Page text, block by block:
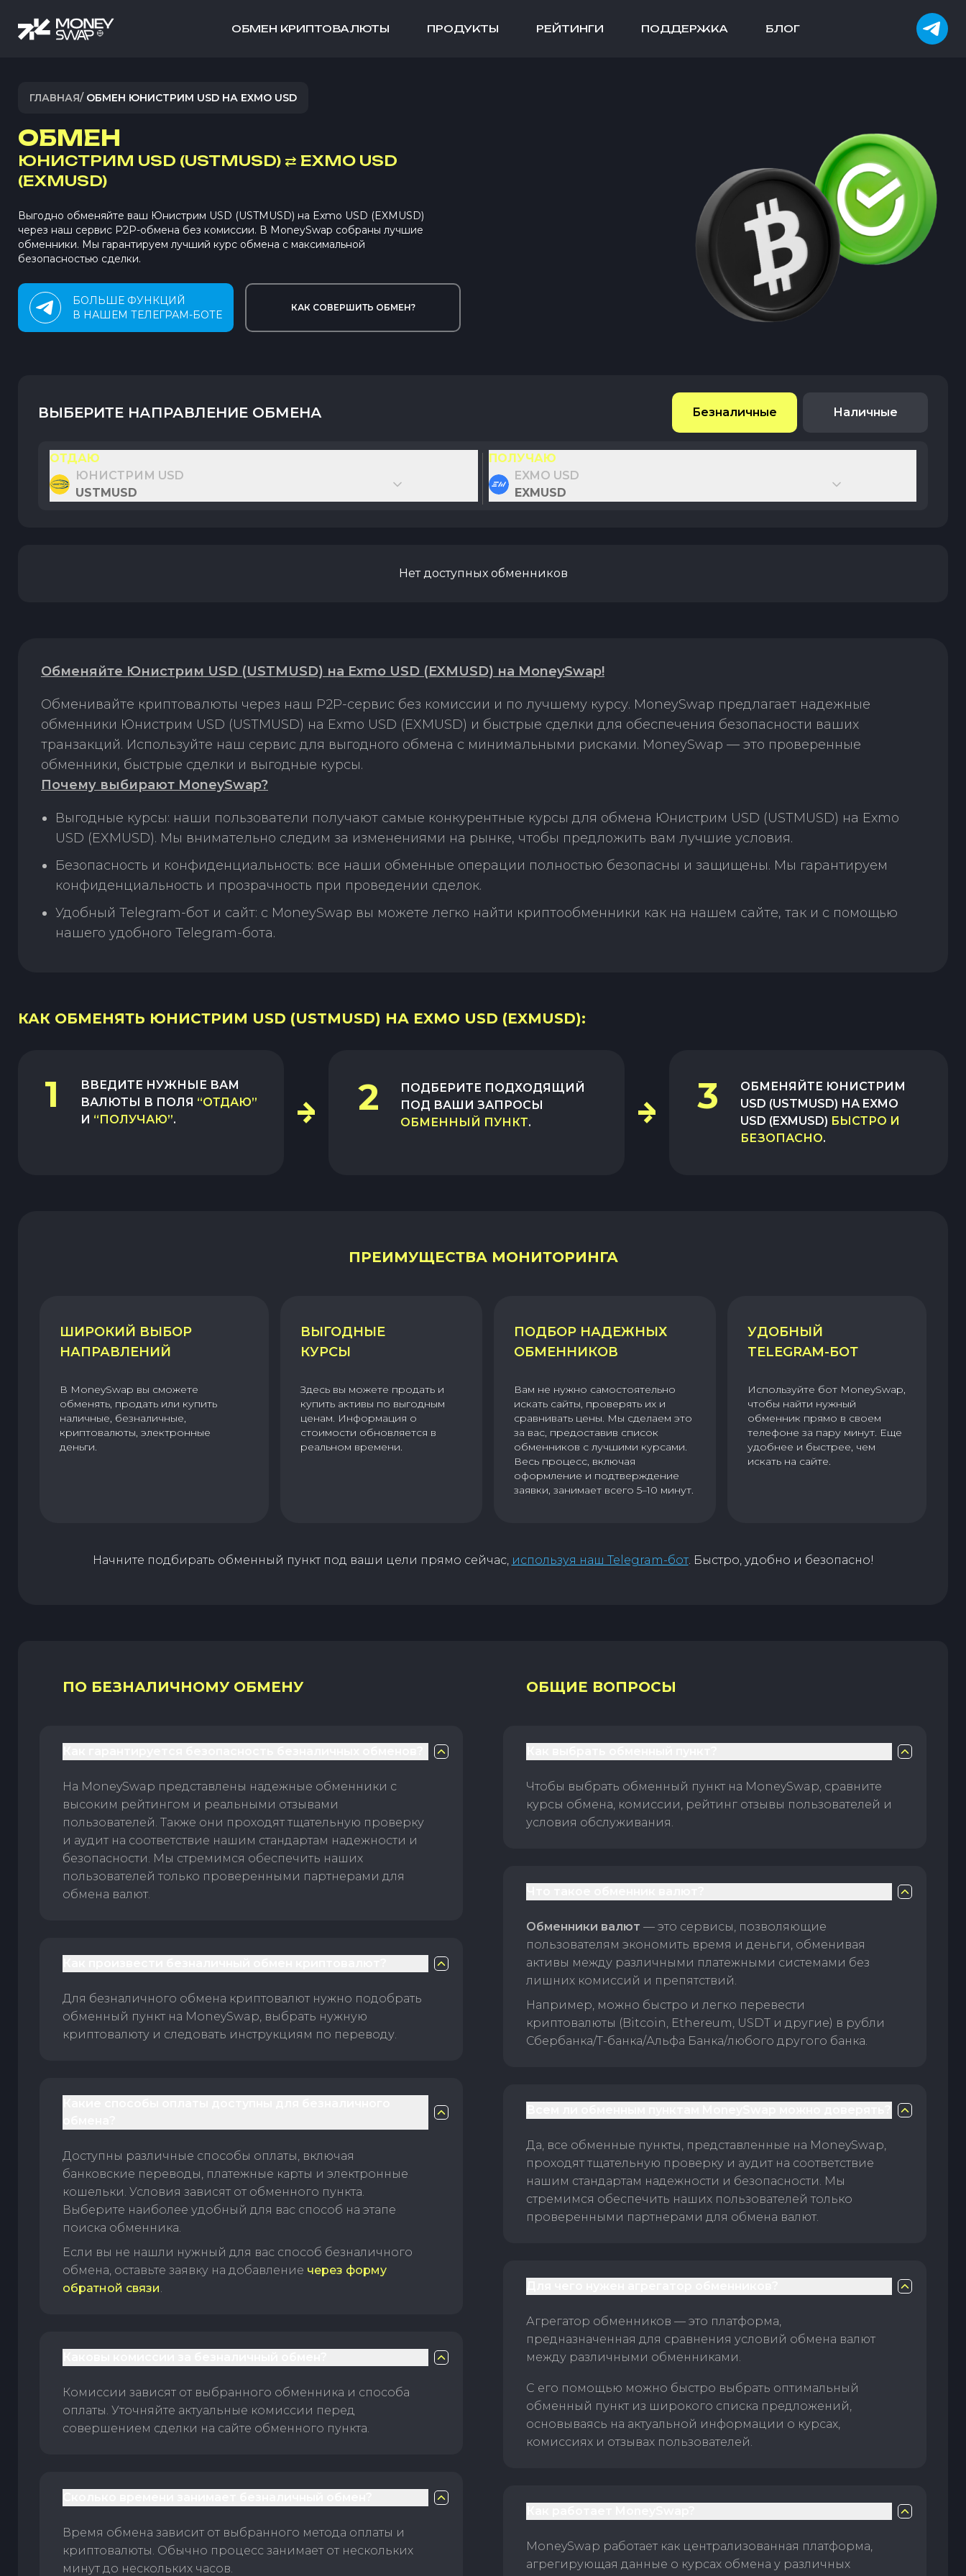
ОБМЕН КРИПТОВАЛЮТЫ ПРОДУКТЫ РЕЙТИНГИ ПОДДЕРЖКА БЛОГ
ГЛАВНАЯ/ ОБМЕН ЮНИСТРИМ USD НА EXMO USD
ОБМЕН
ЮНИСТРИМ USD (USTMUSD) ⇄ EXMO USD
(EXMUSD)
Выгодно обменяйте ваш Юнистрим USD (USTMUSD) на Exmo USD (EXMUSD)
через наш сервис P2P-обмена без комиссии. В MoneySwap собраны лучшие
обменники. Мы гарантируем лучший курс обмена с максимальной
безопасностью сделки.
БОЛЬШЕ ФУНКЦИЙ
В НАШЕМ ТЕЛЕГРАМ-БОТЕ
КАК СОВЕРШИТЬ ОБМЕН?
ВЫБЕРИТЕ НАПРАВЛЕНИЕ ОБМЕНА Безналичные Наличные
ОТДАЮ
ЮНИСТРИМ USD
USTMUSD
ПОЛУЧАЮ
EXMO USD
EXMUSD
Нет доступных обменников
Обменяйте Юнистрим USD (USTMUSD) на Exmo USD (EXMUSD) на MoneySwap!
Обменивайте криптовалюты через наш P2P-сервис без комиссии и по лучшему курсу. MoneySwap предлагает надежные
обменники Юнистрим USD (USTMUSD) на Exmo USD (EXMUSD) и быстрые сделки для обеспечения безопасности ваших
транзакций. Используйте наш сервис для выгодного обмена с минимальными рисками. MoneySwap — это проверенные
обменники, быстрые сделки и выгодные курсы.
Почему выбирают MoneySwap?
Выгодные курсы: наши пользователи получают самые конкурентные курсы для обмена Юнистрим USD (USTMUSD) на Exmo
USD (EXMUSD). Мы внимательно следим за изменениями на рынке, чтобы предложить вам лучшие условия.
Безопасность и конфиденциальность: все наши обменные операции полностью безопасны и защищены. Мы гарантируем
конфиденциальность и прозрачность при проведении сделок.
Удобный Telegram-бот и сайт: с MoneySwap вы можете легко найти криптообменники как на нашем сайте, так и с помощью
нашего удобного Telegram-бота.
КАК ОБМЕНЯТЬ ЮНИСТРИМ USD (USTMUSD) НА EXMO USD (EXMUSD):
1
ВВЕДИТЕ НУЖНЫЕ ВАМ
ВАЛЮТЫ В ПОЛЯ “ОТДАЮ”
И “ПОЛУЧАЮ”.
2
ПОДБЕРИТЕ ПОДХОДЯЩИЙ
ПОД ВАШИ ЗАПРОСЫ
ОБМЕННЫЙ ПУНКТ.
3 ОБМЕНЯЙТЕ ЮНИСТРИМ
USD (USTMUSD) НА EXMO
USD (EXMUSD) БЫСТРО И
БЕЗОПАСНО.
ПРЕИМУЩЕСТВА МОНИТОРИНГА
ШИРОКИЙ ВЫБОР
НАПРАВЛЕНИЙ
В MoneySwap вы сможете
обменять, продать или купить
наличные, безналичные,
криптовалюты, электронные
деньги.
ВЫГОДНЫЕ
КУРСЫ
Здесь вы можете продать и
купить активы по выгодным
ценам. Информация о
стоимости обновляется в
реальном времени.
ПОДБОР НАДЕЖНЫХ
ОБМЕННИКОВ
Вам не нужно самостоятельно
искать сайты, проверять их и
сравнивать цены. Мы сделаем это
за вас, предоставив список
обменников с лучшими курсами.
Весь процесс, включая
оформление и подтверждение
заявки, занимает всего 5–10 минут.
УДОБНЫЙ
TELEGRAM-БОТ
Используйте бот MoneySwap,
чтобы найти нужный
обменник прямо в своем
телефоне за пару минут. Еще
удобнее и быстрее, чем
искать на сайте.
Начните подбирать обменный пункт под ваши цели прямо сейчас, используя наш Telegram-бот. Быстро, удобно и безопасно!
ПО БЕЗНАЛИЧНОМУ ОБМЕНУ
На MoneySwap представлены надежные обменники с
высоким рейтингом и реальными отзывами
пользователей. Также они проходят тщательную проверку
и аудит на соответствие нашим стандартам надежности и
безопасности. Мы стремимся обеспечить наших
пользователей только проверенными партнерами для
обмена валют.
Для безналичного обмена криптовалют нужно подобрать
обменный пункт на MoneySwap, выбрать нужную
криптовалюту и следовать инструкциям по переводу.
Доступны различные способы оплаты, включая
банковские переводы, платежные карты и электронные
кошельки. Условия зависят от обменного пункта.
Выберите наиболее удобный для вас способ на этапе
поиска обменника.
Если вы не нашли нужный для вас способ безналичного
обмена, оставьте заявку на добавление через форму
обратной связи
Комиссии зависят от выбранного обменника и способа
оплаты. Уточняйте актуальные комиссии перед
совершением сделки на сайте обменного пункта.
Время обмена зависит от выбранного метода оплаты и
криптовалюты. Обычно процесс занимает от нескольких
минут до нескольких часов.
ОБЩИЕ ВОПРОСЫ
Чтобы выбрать обменный пункт на MoneySwap, сравните
курсы обмена, комиссии, рейтинг отзывы пользователей и
условия обслуживания.
Обменники валют — это сервисы, позволяющие
пользователям экономить время и деньги, обменивая
активы между различными платежными системами без
лишних комиссий и препятствий.
Например, можно быстро и легко перевести
криптовалюты (Bitcoin, Ethereum, USDT и другие) в рубли
Сбербанка/Т-банка/Альфа Банка/любого другого банка.
Да, все обменные пункты, представленные на MoneySwap,
проходят тщательную проверку и аудит на соответствие
нашим стандартам надежности и безопасности. Мы
стремимся обеспечить наших пользователей только
проверенными партнерами для обмена валют.
Агрегатор обменников — это платформа,
предназначенная для сравнения условий обмена валют
между различными обменниками.
С его помощью можно быстро выбрать оптимальный
обменный пункт из широкого списка предложений,
основываясь на актуальной информации о курсах,
комиссиях и отзывах пользователей.
MoneySwap работает как централизованная платформа,
агрегирующая данные о курсах обмена у различных